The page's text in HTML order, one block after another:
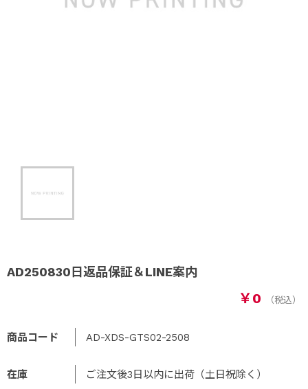
AD250830日返品保証＆LINE案内
￥0
商品コード AD-XDS-GTS02-2508
在庫 ご注文後3日以内に出荷（土日祝除く）